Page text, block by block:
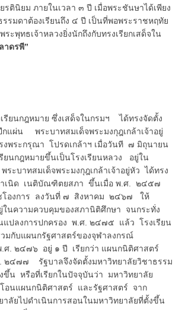
ตินิยม ภายในเวลา ๓ ปี เมื่อพระชันษาได้เพียง
รมดาต้องเรียนถึง ๔ ปี เป็นที่พอพระราชหฤทัย
ระพุทธเจ้าหลวงยิ่งนักถึงกับทรงเรียกเสด็จใน
าดรพี”
นกฎหมาย ซึ่งเสด็จในกรมฯ ได้ทรงจัดตั้ง
แผ่น พระบาทสมเด็จพระมงกุฎเกล้าเจ้าอยู่
พระกรุณา โปรดเกล้าฯ เมื่อวันที ๗ มิถุนายน
นกฎหมายขึ้นเป็นโรงเรียนหลวง อยู่ใน
ระบาทสมเด็จพระมงกุฎเกล้าเจ้าอยู่หัว ได้ทรง
ำเนิด เนติบัณฑิตยสภา ขึ้นเมื่อ พ.ศ. ๒๔๕๗
โองการ ลงวันที่ ๗ สิงหาคม ๒๔๖๗ ให้
ในความควบคุมของสภานิติศึกษา จนกระทั่ง
นแปลงการปกครอง พ.ศ. ๒๔๗๕ แล้ว โรงเรียน
มกับแผนกรัฐศาสตร์ของจุฬาลงกรณ์
.ศ. ๒๔๗๖ อยู่ ๑ ปี เรียกว่า แผนกนิติศาสตร์
๒๔๗๗ รัฐบาลจึงจัดตั้งมหาวิทยาลัยวิชาธรรม
ขึ้น หรือที่เรียกในปัจจุบันว่า มหาวิทยาลัย
อนแผนกนิติศาสตร์ และรัฐศาสตร์ จาก
ลัยไปดำเนินการสอนในมหาวิทยาลัยที่ตั้งขึ้น